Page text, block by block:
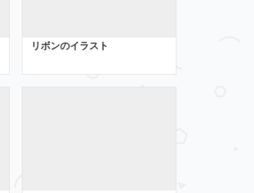
リボンのイラスト